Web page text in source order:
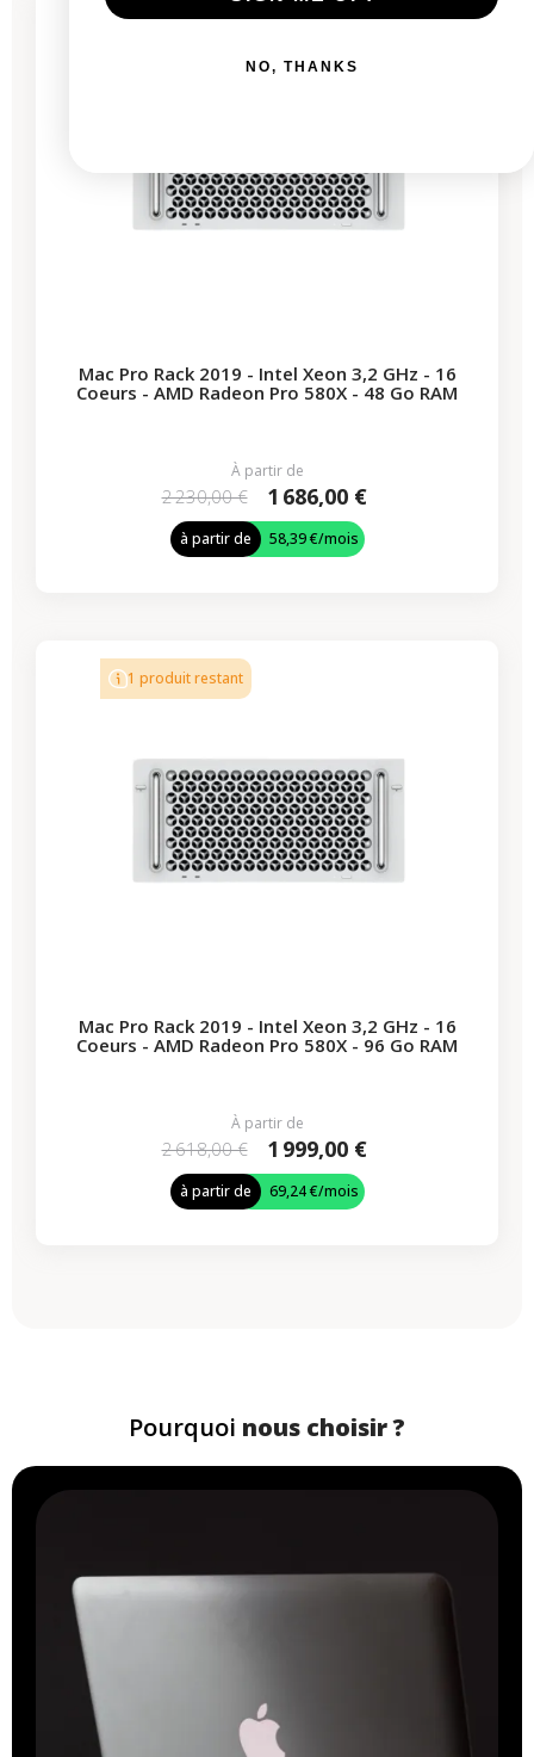
1 produit restant
Mac Pro Rack 2019 - Intel Xeon 3,2 GHz - 16
Coeurs - AMD Radeon Pro 580X - 48 Go RAM
À partir de
2 230,00 € 1 686,00 €
à partir de 58,39 €/mois
1 produit restant
Mac Pro Rack 2019 - Intel Xeon 3,2 GHz - 16
Coeurs - AMD Radeon Pro 580X - 96 Go RAM
À partir de
2 618,00 € 1 999,00 €
à partir de 69,24 €/mois
Pourquoi nous choisir ?
NO, THANKS